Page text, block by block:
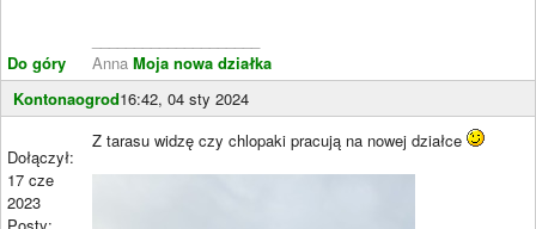
Do góry
Anna Moja nowa działka
Kontonaogrod16:42, 04 sty 2024
Dołączył:
17 cze
2023
Posty:
Z tarasu widzę czy chlopaki pracują na nowej działce